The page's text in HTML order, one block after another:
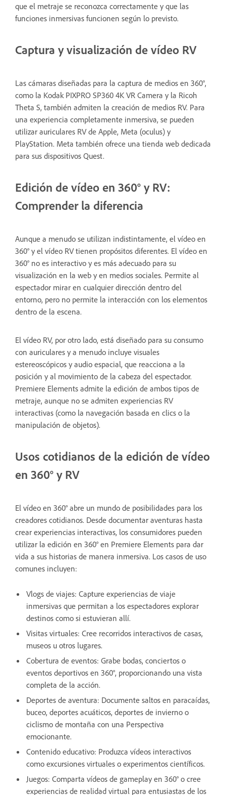
que el metraje se reconozca correctamente y que las
funciones inmersivas funcionen según lo previsto.
Captura y visualización de vídeo RV
Las cámaras diseñadas para la captura de medios en 360°,
como la Kodak PIXPRO SP360 4K VR Camera y la Ricoh
Theta S, también admiten la creación de medios RV. Para
una experiencia completamente inmersiva, se pueden
utilizar auriculares RV de Apple, Meta (oculus) y
PlayStation. Meta también ofrece una tienda web dedicada
para sus dispositivos Quest.
Edición de vídeo en 360° y RV:
Comprender la diferencia
Aunque a menudo se utilizan indistintamente, el vídeo en
360° y el vídeo RV tienen propósitos diferentes. El vídeo en
360° no es interactivo y es más adecuado para su
visualización en la web y en medios sociales. Permite al
espectador mirar en cualquier dirección dentro del
entorno, pero no permite la interacción con los elementos
dentro de la escena.
El vídeo RV, por otro lado, está diseñado para su consumo
con auriculares y a menudo incluye visuales
estereoscópicos y audio espacial, que reacciona a la
posición y al movimiento de la cabeza del espectador.
Premiere Elements admite la edición de ambos tipos de
metraje, aunque no se admiten experiencias RV
interactivas (como la navegación basada en clics o la
manipulación de objetos).
Usos cotidianos de la edición de vídeo
en 360° y RV
El vídeo en 360° abre un mundo de posibilidades para los
creadores cotidianos. Desde documentar aventuras hasta
crear experiencias interactivas, los consumidores pueden
utilizar la edición en 360° en Premiere Elements para dar
vida a sus historias de manera inmersiva. Los casos de uso
comunes incluyen:
Vlogs de viajes: Capture experiencias de viaje
inmersivas que permitan a los espectadores explorar
destinos como si estuvieran allí.
Visitas virtuales: Cree recorridos interactivos de casas,
museos u otros lugares.
Cobertura de eventos: Grabe bodas, conciertos o
eventos deportivos en 360°, proporcionando una vista
completa de la acción.
Deportes de aventura: Documente saltos en paracaídas,
buceo, deportes acuáticos, deportes de invierno o
ciclismo de montaña con una Perspectiva
emocionante.
Contenido educativo: Produzca vídeos interactivos
como excursiones virtuales o experimentos científicos.
Juegos: Comparta vídeos de gameplay en 360° o cree
experiencias de realidad virtual para entusiastas de los